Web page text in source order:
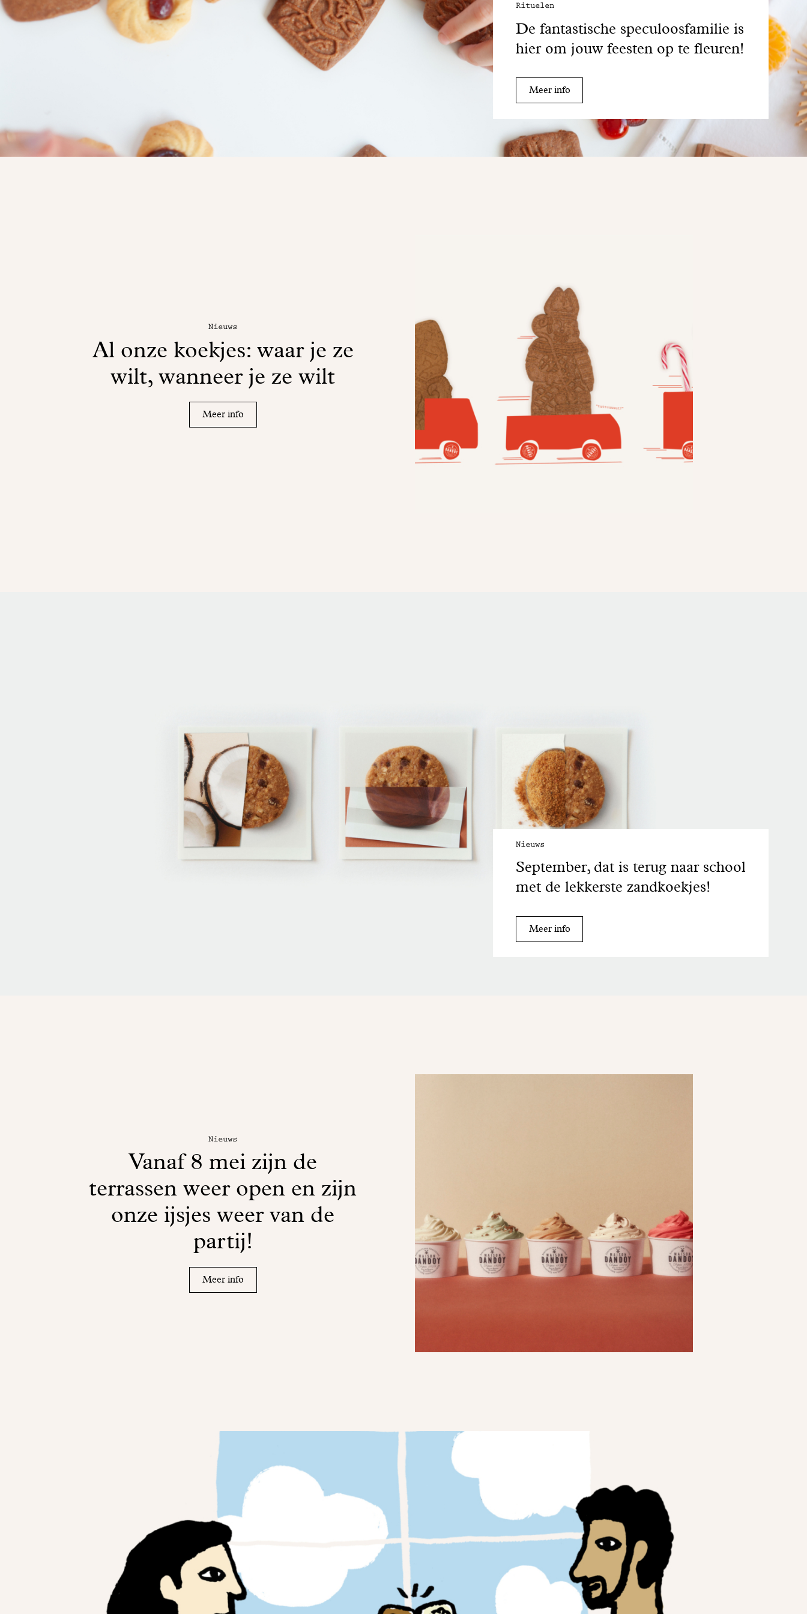
Rituelen
De fantastische speculoosfamilie is
hier om jouw feesten op te fleuren!
Meer info
Nieuws
Al onze koekjes: waar je ze
wilt, wanneer je ze wilt
Meer info
Nieuws
September, dat is terug naar school
met de lekkerste zandkoekjes!
Meer info
Nieuws
Vanaf 8 mei zijn de
terrassen weer open en zijn
onze ijsjes weer van de
partij!
Meer info